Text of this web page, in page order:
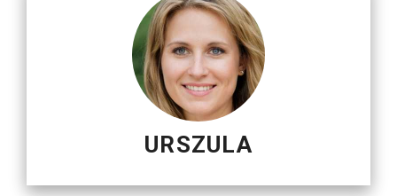
URSZULA